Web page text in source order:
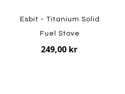
Esbit - Titanium Solid
Fuel Stove
249,00 kr